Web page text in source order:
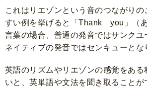
これはリエゾンという音のつながり
すい例を挙げると「Thank you」（
言葉の場合、普通の発音ではサンクユ
ネイティブの発音ではセンキューとな
英語のリズムやリエゾンの感覚をある
いと、英単語や文法を聞き取ることが